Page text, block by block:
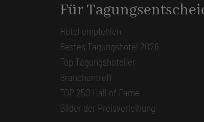
Für
Hotel empfehlen
Bestes Tagungshotel 2026
Top Tagungshotelier
Branchentreff
TOP 250 Hall of Fame
Bilder der Preisverleihung